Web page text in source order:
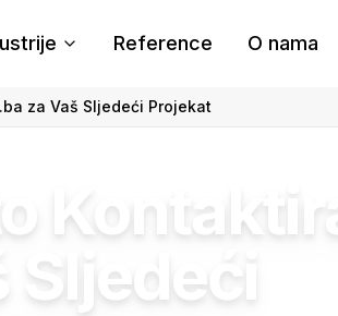
Reference O nama
za Vaš Sljedeći Projekat